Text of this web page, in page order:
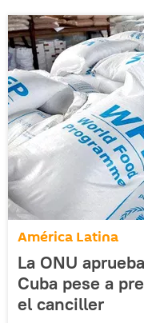
América Latina
La ONU
Cuba pese a
el canciller